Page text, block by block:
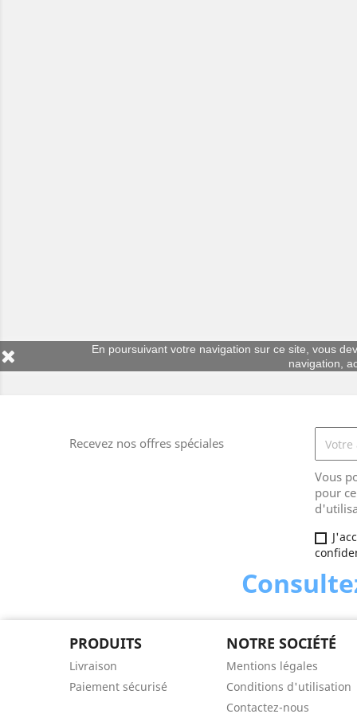
Recevez nos offres spéciales
Vous
pour
PRODUITS
Livraison
Paiement sécurisé
NOTRE SOCIÉTÉ
Mentions légales
Conditions d'utilisation
Contactez-nous
En poursuivant votre navigation sur ce site, vous
navigation,